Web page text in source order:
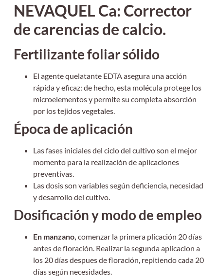
NEVAQUEL Ca: Corrector
de carencias de calcio.
Fertilizante foliar sólido
El agente quelatante EDTA asegura una acción
rápida y eficaz: de hecho, esta molécula protege los
microelementos y permite su completa absorción
por los tejidos vegetales.
Época de aplicación
Las fases iniciales del ciclo del cultivo son el mejor
momento para la realización de aplicaciones
preventivas.
Las dosis son variables según deficiencia, necesidad
y desarrollo del cultivo.
Dosificación y modo de empleo
En manzano, comenzar la primera plicación 20 días
antes de floración. Realizar la segunda aplicacion a
los 20 días despues de floración, repitiendo cada 20
días según necesidades.